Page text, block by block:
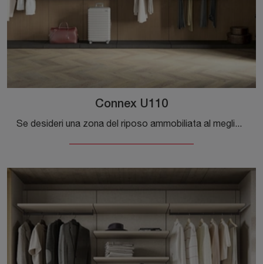
Connex U110
Se desideri una zona del riposo ammobiliata al meglio, scegli l'armadio Connex U110 con ante scorrevoli di Colombini Casa!